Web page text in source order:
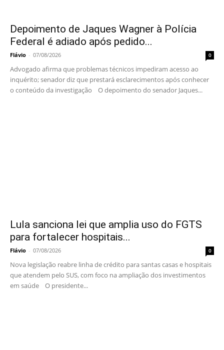
Depoimento de Jaques Wagner à Polícia
Federal é adiado após pedido...
Flávio - 07/08/2026 0
Advogado afirma que problemas técnicos impediram acesso ao
inquérito; senador diz que prestará esclarecimentos após conhecer
o conteúdo da investigação O depoimento do senador Jaques...
Lula sanciona lei que amplia uso do FGTS
para fortalecer hospitais...
Flávio - 07/08/2026 0
Nova legislação reabre linha de crédito para santas casas e hospitais
que atendem pelo SUS, com foco na ampliação dos investimentos
em saúde O presidente...